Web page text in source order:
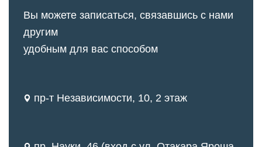
Вы можете записаться, связавшись с нами
другим
удобным для вас способом
пр-т Независимости, 10, 2 этаж